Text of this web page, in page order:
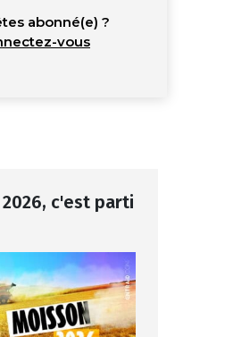
abonné(e) ?
vous
c'est parti